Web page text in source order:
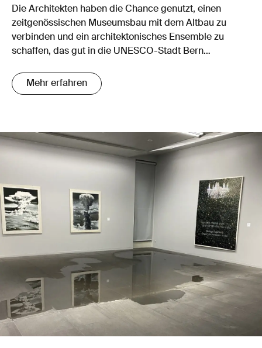
Die Architekten haben die Chance genutzt, einen
zeitgenössischen Museumsbau mit dem Altbau zu
verbinden und ein architektonisches Ensemble zu
schaffen, das gut in die UNESCO-Stadt Bern
Mehr erfahren